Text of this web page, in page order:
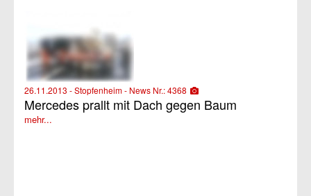
26.11.2013 - Stopfenheim - News Nr.: 4368
Mercedes prallt mit Dach gegen Baum
mehr...